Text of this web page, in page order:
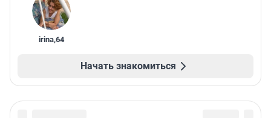
irina,64
Начать знакомиться